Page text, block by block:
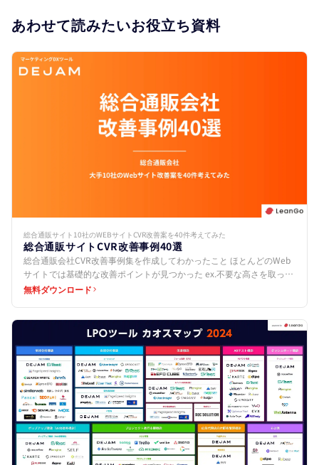
あわせて読みたいお役立ち資料
総合通販サイト10社のWEBサイトCVR改善案を40件考えてみた
総合通販サイトCVR改善事例40選
総合通販会社CVR改善事例集を作成してわかったこと ほとんどのWeb
サイトでは基礎的な改善ポイントが見つかった ex.不要な高さを取って
いる、CTAボタンを設置していないなど 共通…
無料ダウンロード